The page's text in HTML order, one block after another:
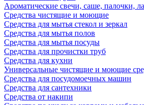
Ароматические свечи, саше, палочки,
Средства чистящие и моющие
Средства для мытья стекол и зеркал
Средства для мытья полов
Средства для мытья посуды
Средства для прочистки труб
Средства для кухни
Универсальные чистящие и моющие
Средства для посудомоечных машин
Средства для сантехники
Средства от накипи